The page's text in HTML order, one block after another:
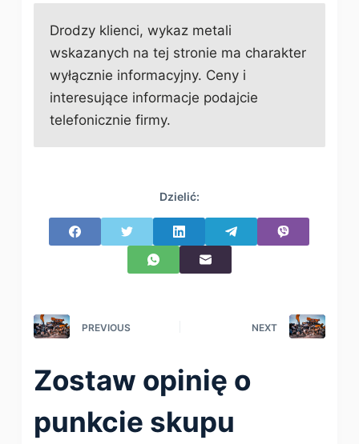
Drodzy klienci, wykaz metali
wskazanych na tej stronie ma charakter
wyłącznie informacyjny. Ceny i
interesujące informacje podajcie
telefonicznie firmy.
Dzielić:
PREVIOUS NEXT
Zostaw opinię o
punkcie skupu